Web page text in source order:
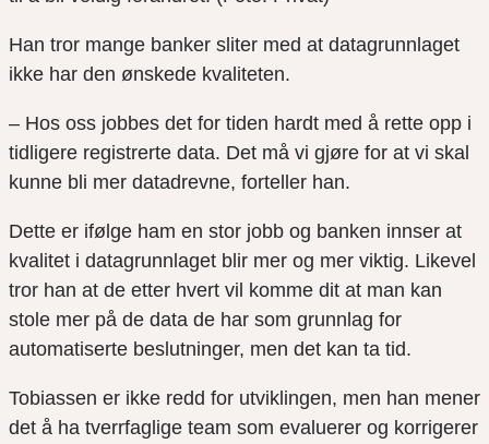
Han tror mange banker sliter med at datagrunnlaget
ikke har den ønskede kvaliteten.
– Hos oss jobbes det for tiden hardt med å rette opp i
tidligere registrerte data. Det må vi gjøre for at vi skal
kunne bli mer datadrevne, forteller han.
Dette er ifølge ham en stor jobb og banken innser at
kvalitet i datagrunnlaget blir mer og mer viktig. Likevel
tror han at de etter hvert vil komme dit at man kan
stole mer på de data de har som grunnlag for
automatiserte beslutninger, men det kan ta tid.
Tobiassen er ikke redd for utviklingen, men han mener
det å ha tverrfaglige team som evaluerer og korrigerer